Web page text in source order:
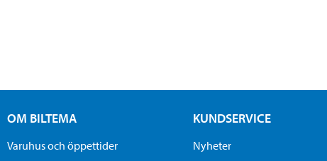
OM BILTEMA
Varuhus och öppettider
KUNDSERVICE
Nyheter